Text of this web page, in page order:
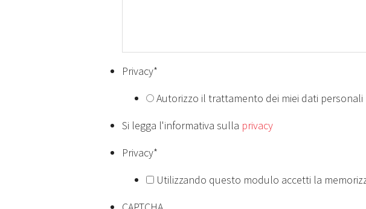
Privacy*
Autorizzo il trattamento dei miei dati personali
Si legga l'informativa sulla privacy
Privacy*
Utilizzando questo modulo accetti la